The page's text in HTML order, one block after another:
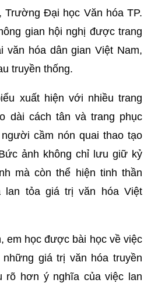
Đại học Văn hóa TP.
gian hội nghị được trang
văn hóa dân gian Việt Nam,
truyền thống.
xuất hiện với nhiều trang
dài cách tân và trang phục
cầm nón quai thao tạo
ảnh không chỉ lưu giữ kỷ
mà còn thể hiện tinh thần
lan tỏa giá trị văn hóa Việt
em học được bài học về việc
giá trị văn hóa truyền
rõ hơn ý nghĩa của việc lan